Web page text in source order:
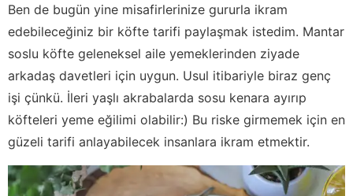
Ben de bugün yine misafirlerinize gururla ikram
edebileceğiniz bir köfte tarifi paylaşmak istedim. Mantar
soslu köfte geleneksel aile yemeklerinden ziyade
arkadaş davetleri için uygun. Usul itibariyle biraz genç
işi çünkü. İleri yaşlı akrabalarda sosu kenara ayırıp
köfteleri yeme eğilimi olabilir:) Bu riske girmemek için en
güzeli tarifi anlayabilecek insanlara ikram etmektir.